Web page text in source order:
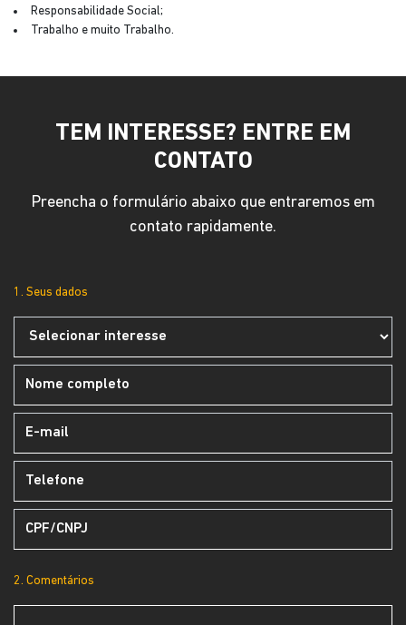
Responsabilidade Social;
Trabalho e muito Trabalho.
TEM INTERESSE? ENTRE EM
CONTATO
Preencha o formulário abaixo que entraremos em
contato rapidamente.
1. Seus dados
2. Comentários